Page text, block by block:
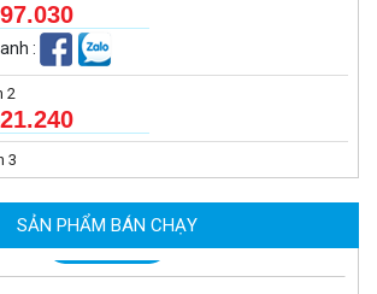
:
2
3
SẢN PHẨM BÁN CHẠY
đầu báo nhiệt 4MP Hikfire HF-VH 243
MUA NGAY